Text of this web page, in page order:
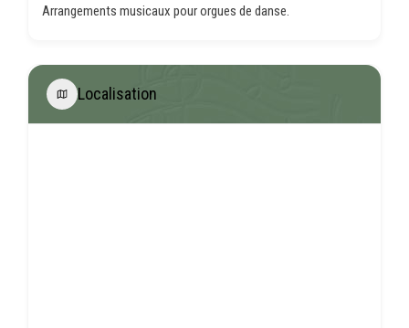
Arrangements musicaux pour orgues de danse.
Localisation